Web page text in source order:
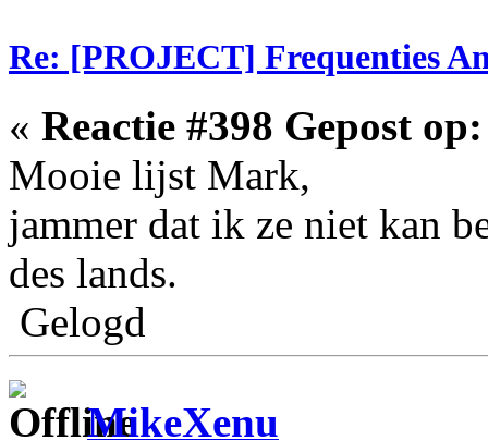
Re: [PROJECT] Frequenties
« Reactie #398 Gepost op:
Mooie lijst Mark,
jammer dat ik ze niet kan
des lands.
Gelogd
MikeXenu